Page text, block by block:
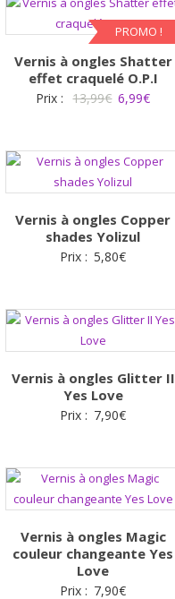
PROMO !
Vernis à ongles Shatter
effet craquelé O.P.I
Prix : 13,99€ Le
était :
13,99€.
6,99€Le
est :
Vernis à ongles Copper
shades Yolizul
Prix : 5,80€
Vernis à ongles Glitter II
Yes Love
Prix : 7,90€
Vernis à ongles Magic
couleur changeante Yes
Love
Prix : 7,90€